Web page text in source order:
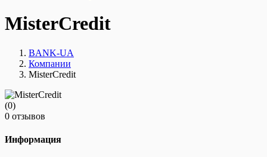
MisterCredit
BANK-UA
Компании
MisterCredit
(0)
0 отзывов
Информация